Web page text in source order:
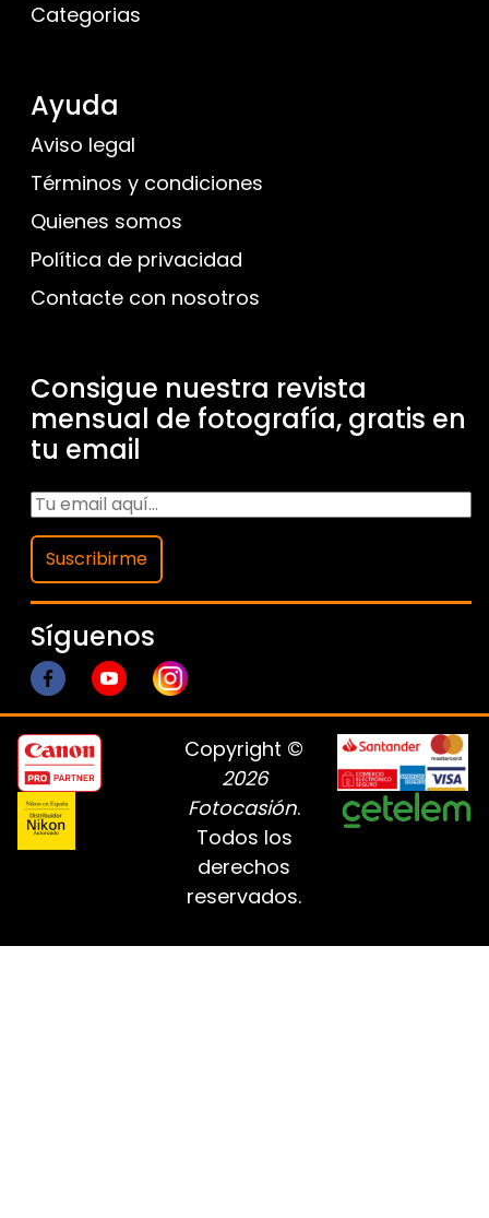
Categorias
Ayuda
Aviso legal
Términos y condiciones
Quienes somos
Política de privacidad
Contacte con nosotros
Consigue nuestra revista
mensual de fotografía, gratis en
tu email
Suscribirme
Síguenos
Copyright ©
2026
Fotocasión.
Todos los
derechos
reservados.